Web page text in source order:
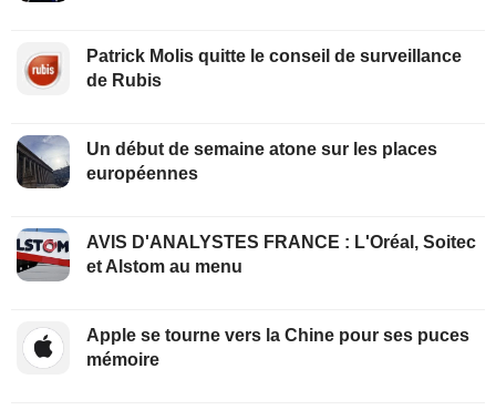
Patrick Molis quitte le conseil de surveillance
de Rubis
Un début de semaine atone sur les places
européennes
AVIS D'ANALYSTES FRANCE : L'Oréal, Soitec
et Alstom au menu
Apple se tourne vers la Chine pour ses puces
mémoire